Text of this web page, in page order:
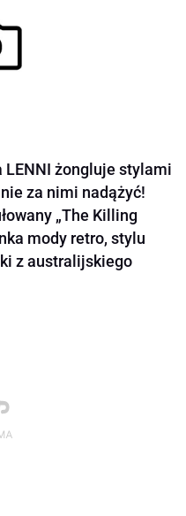
żongluje stylami
za nimi nadążyć!
„The Killing
mody retro, stylu
z australijskiego